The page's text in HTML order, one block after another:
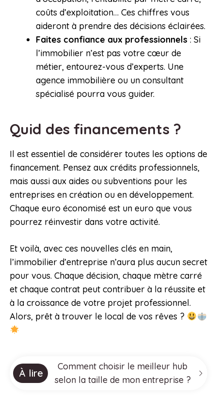
coûts d’exploitation… Ces chiffres vous
aideront à prendre des décisions éclairées.
Faites confiance aux professionnels : Si
l’immobilier n’est pas votre cœur de
métier, entourez-vous d’experts. Une
agence immobilière ou un consultant
spécialisé pourra vous guider.
Quid des financements ?
Il est essentiel de considérer toutes les options de
financement. Pensez aux crédits professionnels,
mais aussi aux aides ou subventions pour les
entreprises en création ou en développement.
Chaque euro économisé est un euro que vous
pourrez réinvestir dans votre activité.
Et voilà, avec ces nouvelles clés en main,
l’immobilier d’entreprise n’aura plus aucun secret
pour vous. Chaque décision, chaque mètre carré
et chaque contrat peut contribuer à la réussite et
à la croissance de votre projet professionnel.
Alors, prêt à trouver le local de vos rêves ?
À lire
Comment choisir le meilleur hub
selon la taille de mon entreprise ?